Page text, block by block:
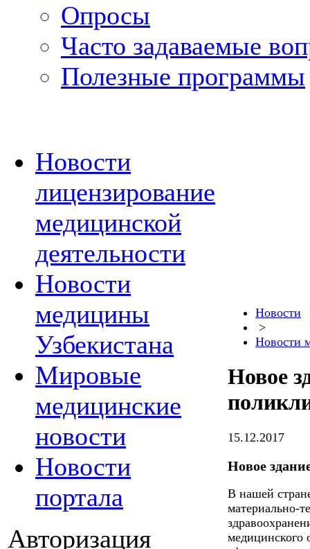
Опросы
Часто задаваемые
Полезные программы
Новости
лицензирование
медицинской
деятельности
Новости
медицины
Узбекистана
Мировые
медицинские
новости
Новости
портала
Авторизация
Новости
>
Новости
Новое
15.12.2017
Новое
В нашей
материально-
медицинского